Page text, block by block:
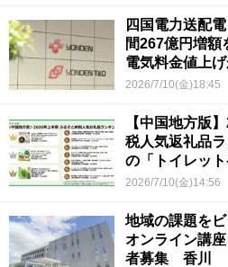
四国電力送配
間267億円増
電気料金値上
2026/7/10(金)18:45
【中国地方版
税人気返礼品
の「トイレッ
2026/7/10(金)14:56
地域の課題を
オンライン講
者募集 香川